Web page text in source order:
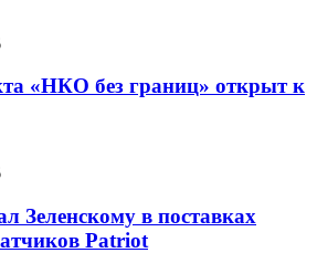
«НКО без границ» открыт к
Зеленскому в поставках
Patriot